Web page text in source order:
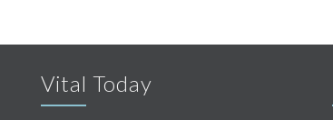
Vital Today